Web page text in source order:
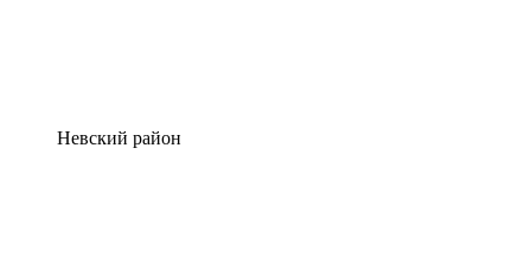
Невский район